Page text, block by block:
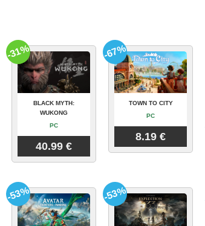
BLACK MYTH:
WUKONG
PC
40.99 €
-31%
TOWN TO CITY
PC
8.19 €
-67%
-53% -53%